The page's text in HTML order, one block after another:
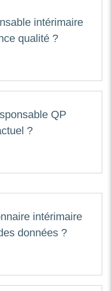
intérimaire
qualité ?
QP
?
intérimaire
données ?